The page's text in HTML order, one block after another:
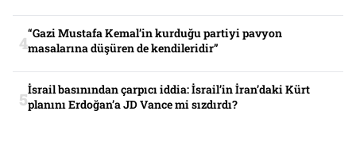
“Gazi Mustafa Kemal’in kurduğu partiyi pavyon
masalarına düşüren de kendileridir”
İsrail basınından çarpıcı iddia: İsrail’in İran’daki Kürt
planını Erdoğan’a JD Vance mi sızdırdı?